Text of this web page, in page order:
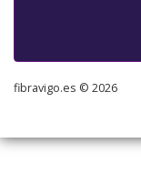
fibravigo.es © 2026